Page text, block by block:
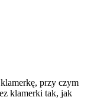
klamerkę, przy czym
klamerki tak, jak